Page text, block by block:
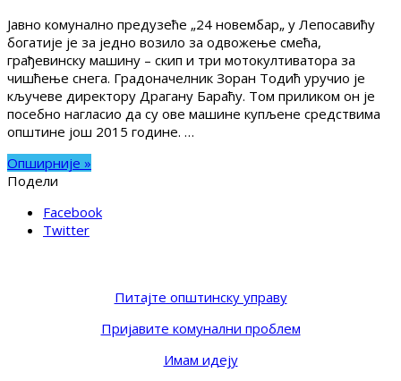
Јавно комунално предузеће „24 новембар„ у Лепосавићу
богатије је за једно возило за одвожење смећа,
грађевинску машину – скип и три мотокултиватора за
чишћење снега. Градоначелник Зоран Тодић уручио је
кључеве директору Драгану Бараћу. Том приликом он је
посебно нагласио да су ове машине купљене средствима
општине још 2015 године. …
Опширније »
Подели
Facebook
Twitter
Питајте општинску управу
Пријавите комунални проблем
Имам идеју